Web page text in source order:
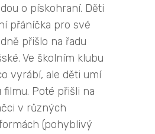
o pískohraní. Děti
přáníčka pro své
přišlo na řadu
Ve školním klubu
vyrábí, ale děti umí
filmu. Poté přišli na
v různých
(pohyblivý